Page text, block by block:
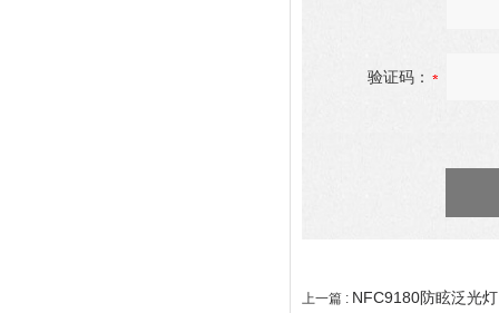
验证码：
上一篇 : NFC9180防眩泛光